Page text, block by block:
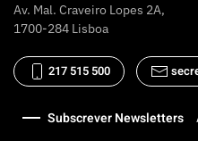
Av. Mal. Craveiro Lopes 2A,
1700-284 Lisboa
217 515 500
Subscrever Newsletters